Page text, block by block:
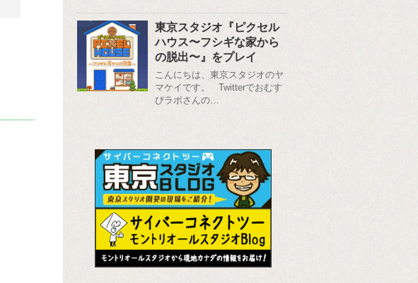
東京スタジオ『ピクセル
ハウス〜フシギな家から
の脱出〜』をプレイ
こんにちは、東京スタジオのヤ
マケイです。 Twitterでおむす
びラボさんの…